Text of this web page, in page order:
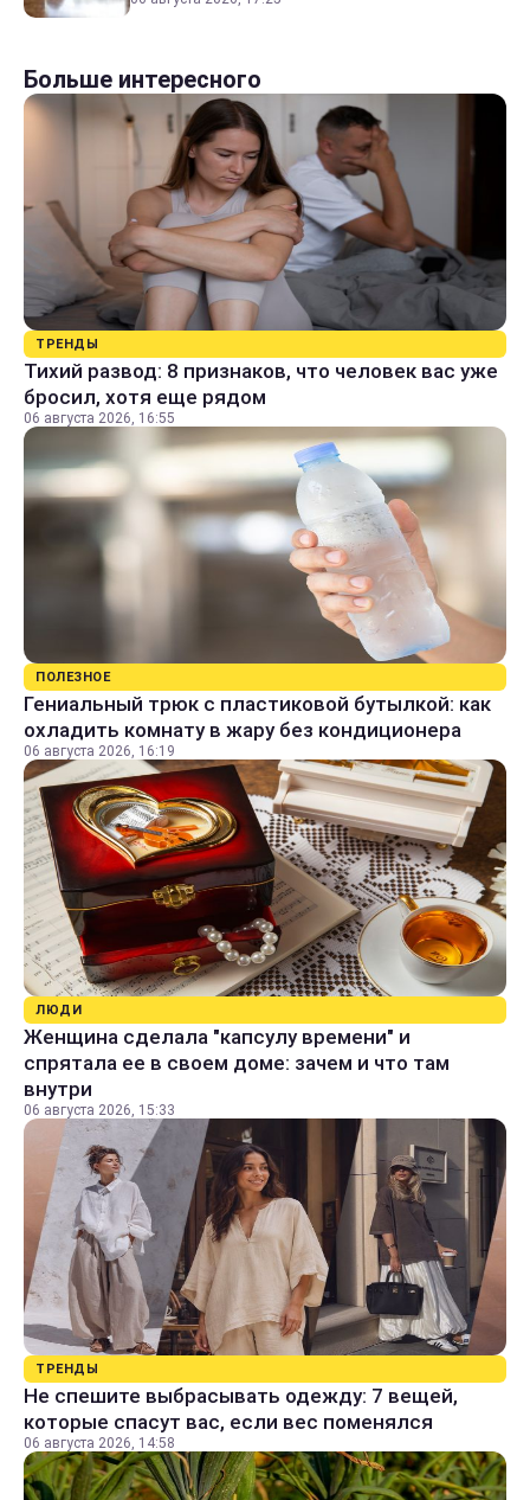
Больше интересного
ТРЕНДЫ
Тихий развод: 8 признаков, что человек вас уже
бросил, хотя еще рядом
06 августа 2026, 16:55
ПОЛЕЗНОЕ
Гениальный трюк с пластиковой бутылкой: как
охладить комнату в жару без кондиционера
06 августа 2026, 16:19
ЛЮДИ
Женщина сделала "капсулу времени" и
спрятала ее в своем доме: зачем и что там
внутри
06 августа 2026, 15:33
ТРЕНДЫ
Не спешите выбрасывать одежду: 7 вещей,
которые спасут вас, если вес поменялся
06 августа 2026, 14:58